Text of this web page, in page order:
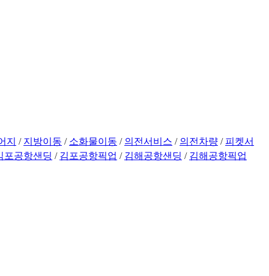
지 / 지방이동 / 소화물이동 / 의전서비스 / 의전차량 / 피켓서
포공항샌딩 / 김포공항픽업 / 김해공항샌딩 / 김해공항픽업